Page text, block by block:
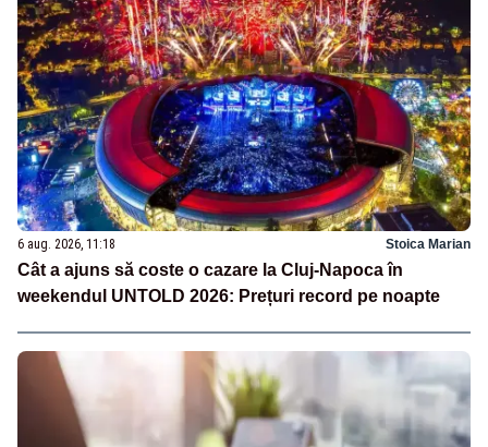
6 aug. 2026, 11:18 Stoica Marian
Cât a ajuns să coste o cazare la Cluj-Napoca în
weekendul UNTOLD 2026: Prețuri record pe noapte